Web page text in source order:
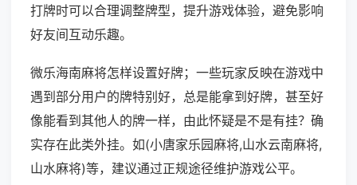
打牌时可以合理调整牌型，提升游戏体验，避免影响
好友间互动乐趣。
微乐海南麻将怎样设置好牌；一些玩家反映在游戏中
遇到部分用户的牌特别好，总是能拿到好牌，甚至好
像能看到其他人的牌一样，由此怀疑是不是有挂？确
实存在此类外挂。如(小唐家乐园麻将,山水云南麻将,
山水麻将)等，建议通过正规途径维护游戏公平。